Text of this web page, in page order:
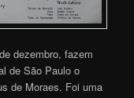
dezembro, fazem
de São Paulo o
de Moraes. Foi uma